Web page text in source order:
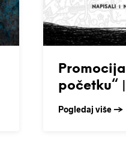
početku“
Pogledaj više →